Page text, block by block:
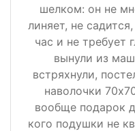
шелком: он не
линяет, не
час и не требует
вынули из
встряхнули,
наволочки
вообще подарок
кого подушки не